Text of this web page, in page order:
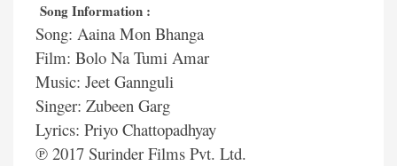
Song Information :
Song: Aaina Mon Bhanga
Film: Bolo Na Tumi Amar
Music: Jeet Gannguli
Singer: Zubeen Garg
Lyrics: Priyo Chattopadhyay
℗ 2017 Surinder Films Pvt. Ltd.